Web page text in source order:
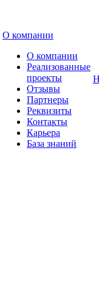
О компании
О компании
Реализованные
проекты
Отзывы
Партнеры
Реквизиты
Контакты
Карьера
База знаний